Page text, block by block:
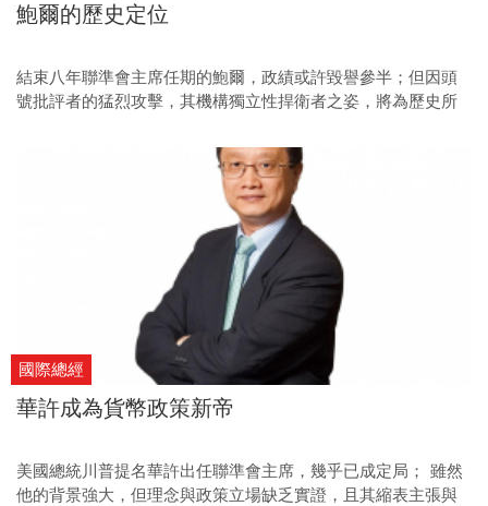
鮑爾的歷史定位
結束八年聯準會主席任期的鮑爾，政績或許毀譽參半；但因頭
號批評者的猛烈攻擊，其機構獨立性捍衛者之姿，將為歷史所
國際總經
華許成為貨幣政策新帝
美國總統川普提名華許出任聯準會主席，幾乎已成定局； 雖然
他的背景強大，但理念與政策立場缺乏實證，且其縮表主張與